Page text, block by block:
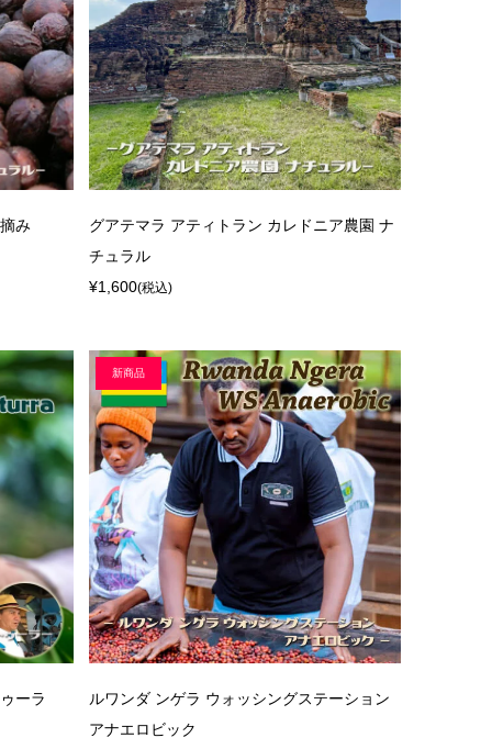
み
グアテマラ アティトラン カレドニア農園 ナ
チュラル
¥1,600(税込)
ーラ
新商品
ルワンダ ンゲラ ウォッシングステーション
アナエロビック